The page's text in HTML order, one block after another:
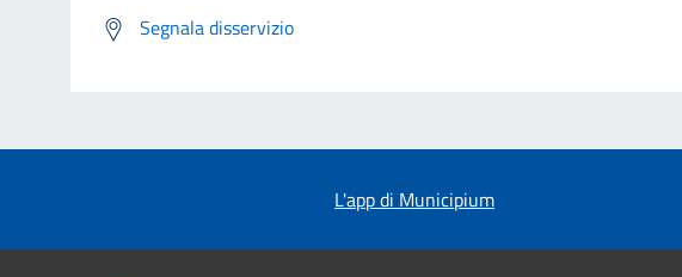
Segnala disservizio
L'app di Municipium